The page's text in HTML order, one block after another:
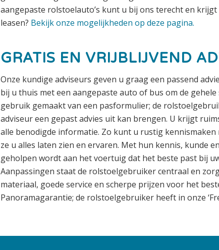
aangepaste rolstoelauto’s kunt u bij ons terecht en
leasen? Bekijk onze mogelijkheden op deze pagina.
GRATIS EN VRIJBLIJVEND
Onze kundige adviseurs geven u graag een passend
bij u thuis met een aangepaste auto of bus om de
gebruik gemaakt van een pasformulier; de
adviseur een gepast advies uit kan brengen. U krijgt
alle benodigde informatie. Zo kunt u rustig
ze u alles laten zien en ervaren. Met hun kennis, kunde
geholpen wordt aan het voertuig dat het beste past bij
Aanpassingen staat de rolstoelgebruiker centraal en
materiaal, goede service en scherpe prijzen voor het
Panoramagarantie; de rolstoelgebruiker heeft in onze